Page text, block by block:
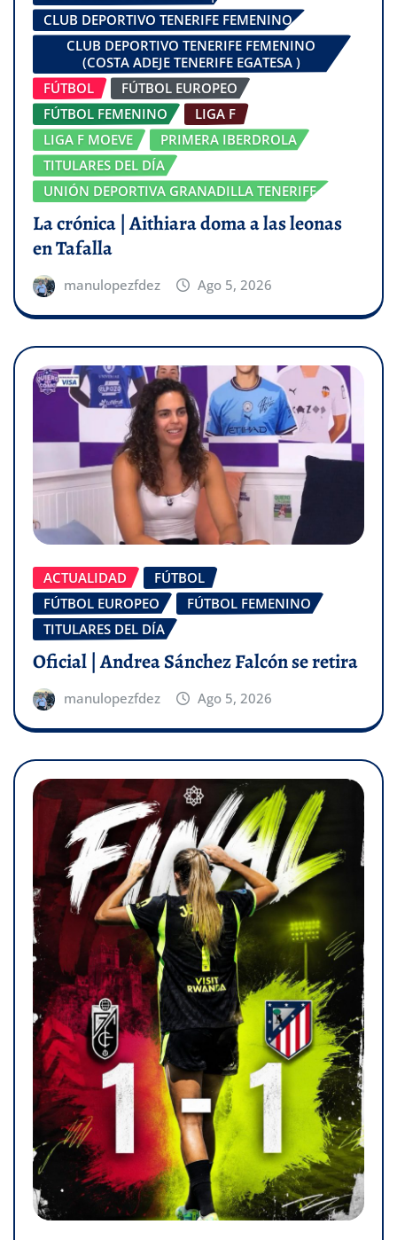
CLUB DEPORTIVO TENERIFE FEMENINO
CLUB DEPORTIVO TENERIFE FEMENINO
(COSTA ADEJE TENERIFE EGATESA )
FÚTBOL
FÚTBOL EUROPEO
FÚTBOL FEMENINO
LIGA F
LIGA F MOEVE
PRIMERA IBERDROLA
TITULARES DEL DÍA
UNIÓN DEPORTIVA GRANADILLA TENERIFE
La crónica | Aithiara doma a las leonas
en Tafalla
manulopezfdez Ago 5, 2026
ACTUALIDAD
FÚTBOL
FÚTBOL EUROPEO
FÚTBOL FEMENINO
TITULARES DEL DÍA
Oficial | Andrea Sánchez Falcón se retira
manulopezfdez Ago 5, 2026